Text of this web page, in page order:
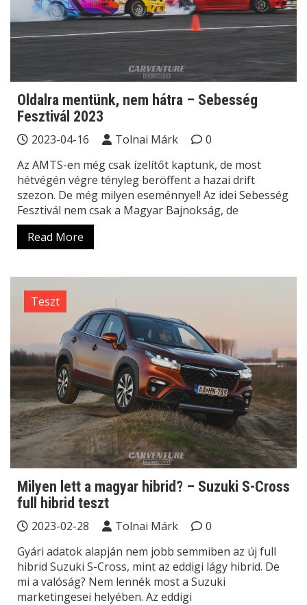
Oldalra mentünk, nem hátra – Sebesség
Fesztivál 2023
2023-04-16 Tolnai Márk
0
Az AMTS-en még csak ízelítőt kaptunk, de most
hétvégén végre tényleg beröffent a hazai drift
szezon. De még milyen eseménnyel! Az idei Sebesség
Fesztivál nem csak a Magyar Bajnokság, de
Read More
Teszt
Milyen lett a magyar hibrid? – Suzuki S-Cross
full hibrid teszt
2023-02-28 Tolnai Márk
0
Gyári adatok alapján nem jobb semmiben az új full
hibrid Suzuki S-Cross, mint az eddigi lágy hibrid. De
mi a valóság? Nem lennék most a Suzuki
marketingesei helyében. Az eddigi